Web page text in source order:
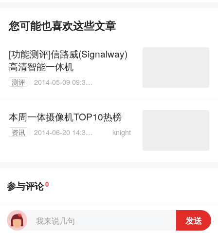
您可能也喜欢这些文章
[功能测评]信路威(Signalway)
高清智能一体机
测评
2014-05-09 09:34:
本周一体摄像机TOP10热榜
资讯
2014-06-20 14:32:
knight
参与评论0
发送